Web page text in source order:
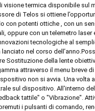
visione termica disponibile
di Telos si ottiene
con potenti ottiche , con un
oppure con un telemetro
tecnologiche al
nel corso
Sostituzione della lente
attraverso il menu breve
non si avvia. Una volta
sul dispositivo. All'interno
tattile" o "Vibrazione".
i pulsanti di comando,